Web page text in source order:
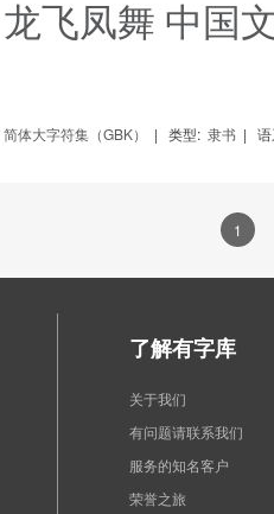
飞凤舞 中国
简体大字符集（GBK） | 类型: 隶书 |
1
了解有字库
关于我们
有问题请联系我们
服务的知名客户
荣誉之旅